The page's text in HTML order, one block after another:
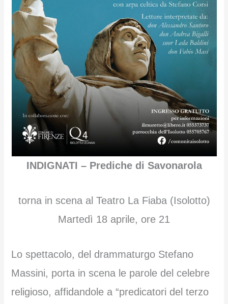
INDIGNATI – Prediche di Savonarola
torna in scena al Teatro La Fiaba (Isolotto)
Martedì 18 aprile, ore 21
Lo spettacolo, del drammaturgo Stefano
Massini, porta in scena le parole del celebre
religioso, affidandole a “predicatori del terzo